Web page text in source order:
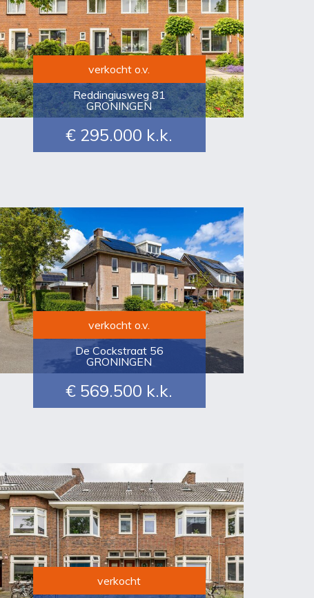
verkocht o.v.
Reddingiusweg 81
GRONINGEN
€ 295.000 k.k.
verkocht o.v.
De Cockstraat 56
GRONINGEN
€ 569.500 k.k.
verkocht